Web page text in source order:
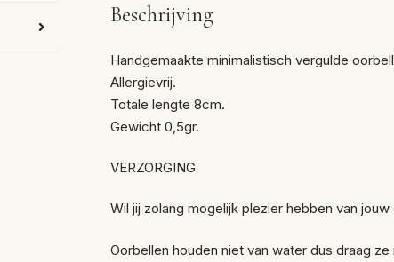
Beschrijving
Handgemaakte minimalistisch vergulde
Allergievrij.
Totale lengte 8cm.
Gewicht 0,5gr.
VERZORGING
Wil jij zolang mogelijk plezier hebben van
Oorbellen houden niet van water dus draag